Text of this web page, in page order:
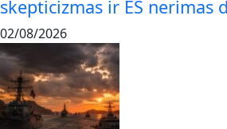
skepticizmas ir ES nerimas
02/08/2026